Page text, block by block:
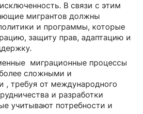
В связи с этим
мигрантов должны
и программы, которые
защиту прав, адаптацию и
миграционные процессы
сложными и
, требуя от международного
и разработки
учитывают потребности и